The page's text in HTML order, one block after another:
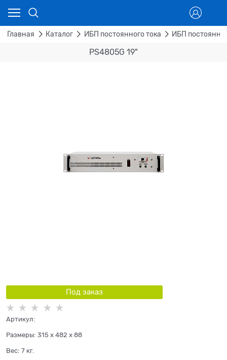
Главная Каталог ИБП постоянного тока ИБП
PS4805G 19"
Под заказ
Артикул:
Размеры: 315 x 482 x 88
Вес: 7 кг.